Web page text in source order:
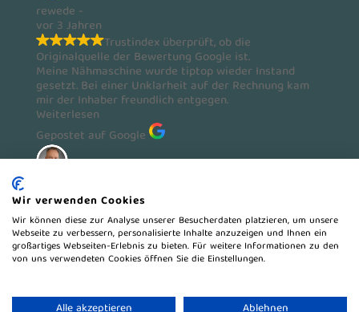
rewede -
vor 3 Jahren
Trustindex überprüft, ob die
Originalquelle der Bewertung Google ist.
Meine Nähmaschine wurde tiptop wieder Instand
gesetzt. Bei einer Unklarheit auf der Rechnung kam
mir der Inhaber freundlich entgegen.
Weiterlesen
Gepostet auf Google
vor 3 Jahren
Trustindex überprüft, ob die
Originalquelle der Bewertung Google ist.
TOP Arbeitskleidung gerne wieder!
Weiterlesen
Sie haben Ihren Artikel noch nicht gefunden,
Wir verwenden Cookies
Wir können diese zur Analyse unserer Besucherdaten platzieren, um unsere
Webseite zu verbessern, personalisierte Inhalte anzuzeigen und Ihnen ein
großartiges Webseiten-Erlebnis zu bieten. Für weitere Informationen zu den
von uns verwendeten Cookies öffnen Sie die Einstellungen.